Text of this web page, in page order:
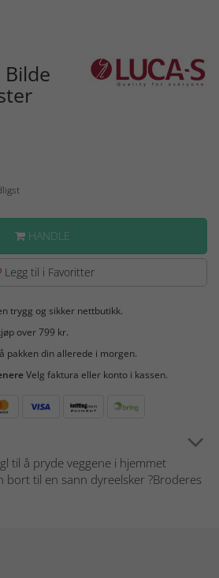
HANDLE
Legg til i Favoritter
trygg og sikker nettbutikk.
over 799 kr.
pakken din allerede i morgen.
Velg faktura eller konto i kassen.
til å pryde veggene i hjemmet
bort til en sann dyreelsker ?Broderes